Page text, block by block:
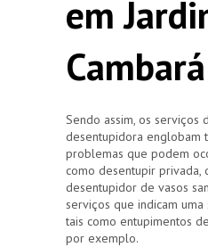
em
Cambará
Sendo assim, os serviços
desentupidora englobam
problemas que podem
como desentupir privada,
desentupidor de vasos
serviços que indicam uma
tais como entupimentos
por exemplo.